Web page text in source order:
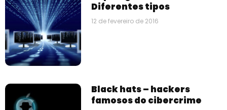
Diferentes tipos
12 de fevereiro de 2016
Black hats – hackers
famosos do cibercrime